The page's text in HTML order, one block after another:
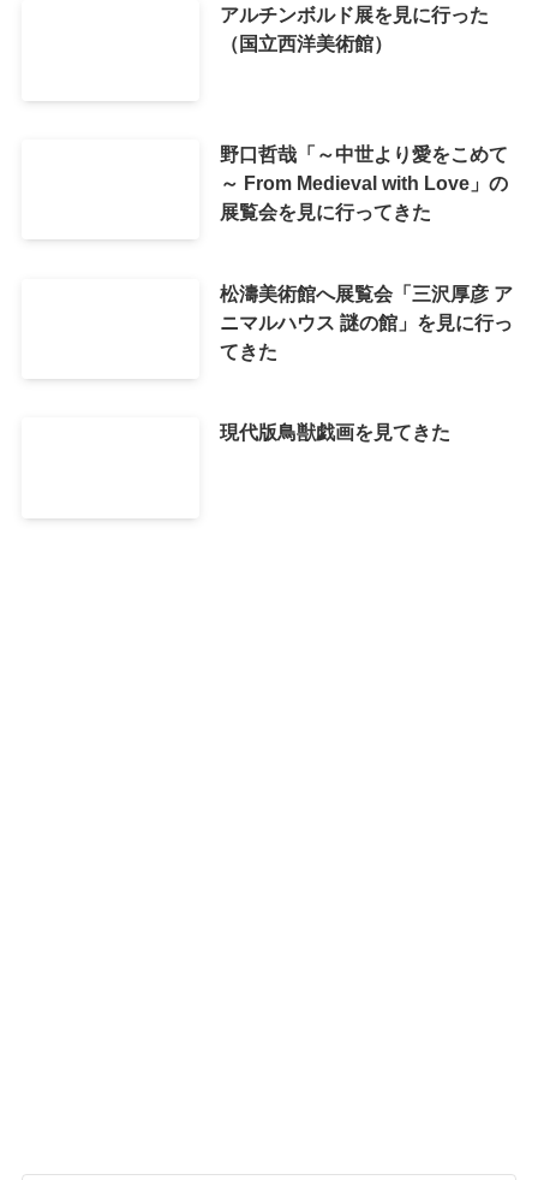
アルチンボルド展を見に行った
（国立西洋美術館）
野口哲哉「～中世より愛をこめて
～ From Medieval with Love」の
展覧会を見に行ってきた
松濤美術館へ展覧会「三沢厚彦 ア
ニマルハウス 謎の館」を見に行っ
てきた
現代版鳥獣戯画を見てきた